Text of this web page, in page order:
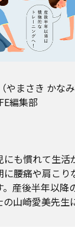
まさき かなみ
編集部
も慣れて生活
に腰痛や肩こり
産後半年以降
山崎愛美先生